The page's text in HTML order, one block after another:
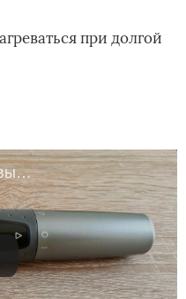
при долгой
Триммер Philips. Распаковываем и тестируем триммер для носа и ушей.